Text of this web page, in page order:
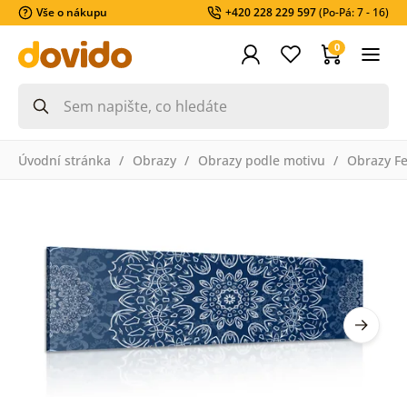
Vše o nákupu +420 228 229 597(Po-Pá: 7 - 16)
0
Úvodní stránka Obrazy Obrazy podle motivu Obrazy